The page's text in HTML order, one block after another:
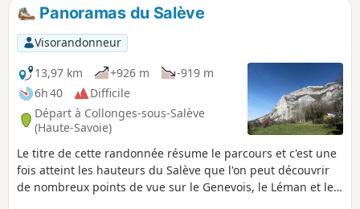
Panoramas du Salève
Visorandonneur
13,97 km
+926 m
-919 m
6h 40
Difficile
Départ à Collonges-sous-Salève
(Haute-Savoie)
Le titre de cette randonnée résume le parcours et c'est une
fois atteint les hauteurs du Salève que l'on peut découvrir
de nombreux points de vue sur le Genevois, le Léman et le